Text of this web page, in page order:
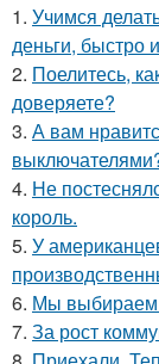
1. Учимся
деньги, быстро
2. Поелитесь,
доверяете?
3. А вам
4. Не
король.
5. У
6. Мы выбираем
7. За рост